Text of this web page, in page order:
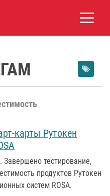
карты Рутокен
. Завершено тестирование,
продуктов Рутокен
систем ROSA.